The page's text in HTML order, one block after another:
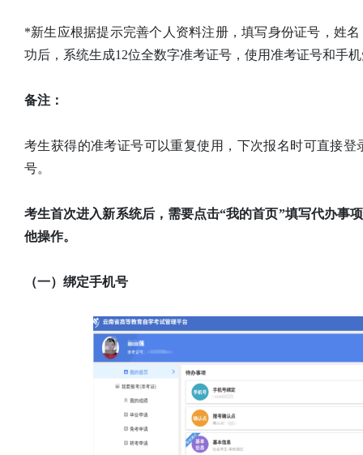
*新生应根据提示完善个人资料注册，填写身份证号，姓
功后，系统生成12位全数字准考证号，使用准考证号和手
备注：
考生获得的准考证号可以重复使用，下次报名时可直接
号。
考生首次进入新系统后，需要点击“我的首页”填写代办事
他操作。
（一）绑定手机号